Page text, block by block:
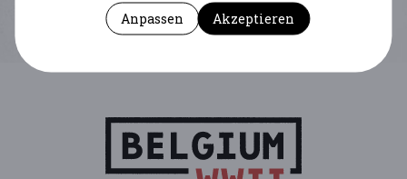
Anpassen Akzeptieren